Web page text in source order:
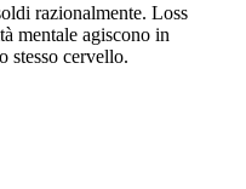
razionalmente. Loss
mentale agiscono in
stesso cervello.